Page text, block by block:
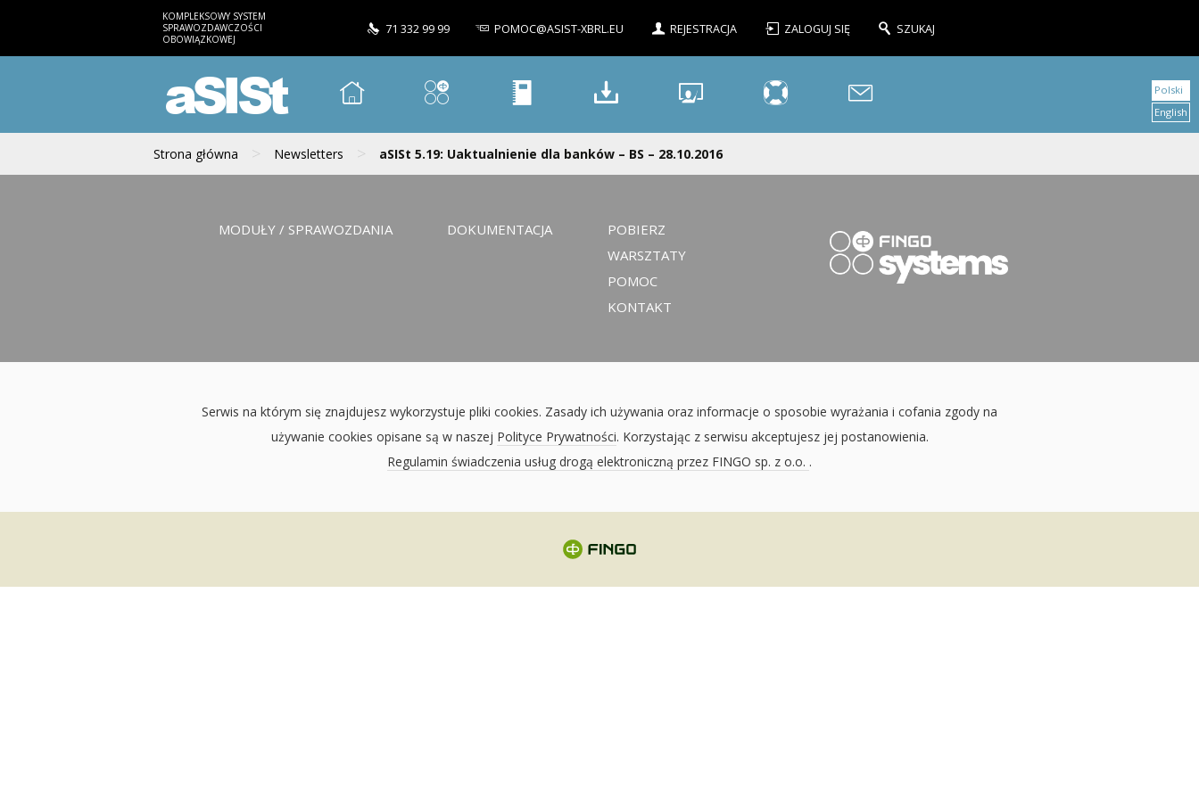
KOMPLEKSOWY SYSTEM
SPRAWOZDAWCZOŚCI
OBOWIĄZKOWEJ
71 332 99 99 POMOC@ASIST-XBRL.EU REJESTRACJA ZALOGUJ SIĘ SZUKAJ
aSISt
Strona główna > Newsletters > aSISt 5.19: Uaktualnienie dla banków – BS – 28.10.2016
Polski
English
MODUŁY / SPRAWOZDANIA DOKUMENTACJA
POBIERZ
WARSZTATY
POMOC
KONTAKT
Serwis na którym się znajdujesz wykorzystuje pliki cookies. Zasady ich używania oraz informacje o sposobie wyrażania i cofania zgody na
używanie cookies opisane są w naszej Polityce Prywatności. Korzystając z serwisu akceptujesz jej postanowienia.
Regulamin świadczenia usług drogą elektroniczną przez FINGO sp. z o.o. .